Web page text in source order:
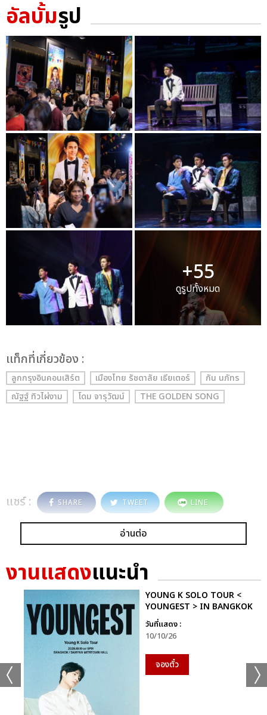
อัลบั้มรูป
+55
ดูรูปทั้งหมด
เเท็กที่เกี่ยวข้อง :
ลูกกรุงอินคอนเสิร์ต เมืองไทย รัชดาลัย เธียเตอร์
กัน นภัทร
ณัฐฐ์ ทิวไผ่งาม
โดม จารุวัฒน์ THE GOLDEN SONG
แชร์ : SHARE TWEET LINE
อ่านต่อ
งานแสดงแนะนำ
YOUNG K SOLO TOUR <
YOUNGEST > IN BANGKOK
วันที่แสดง :
10/10/26
จองตั๋ว